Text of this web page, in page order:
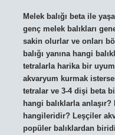
Melek balığı beta ile
genç melek balıkları
sakin olurlar ve onları
balığı yanına hangi
tetralarla harika bir
akvaryum kurmak
tetralar ve 3-4 dişi beta
hangi balıklarla
hangileridir? Leşçiler
popüler balıklardan